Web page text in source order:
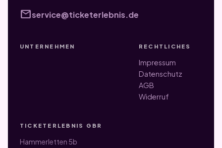
mailservice@ticketerlebnis.de
UNTERNEHMEN RECHTLICHES
Impressum
Datenschutz
AGB
Widerruf
TICKETERLEBNIS GBR
Hammerletten 5b